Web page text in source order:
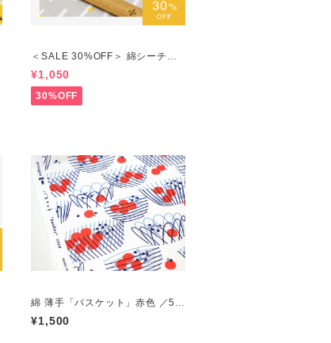
＜SALE 30%OFF＞ 綿シーチン
グ「小枝」ライトグレー／50cm
につき
¥1,050
30%OFF
綿 薄手「バスケット」赤色 ／50
cmにつき
¥1,500